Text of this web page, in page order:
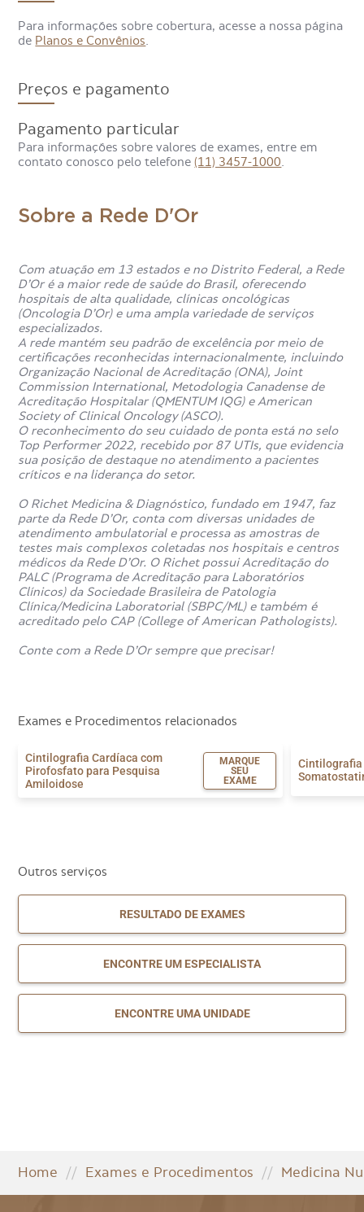
detectar hipóteses diagnósticas do Mal de Parkinson, além
da realização do estudo cerebral nas doenças
Para informações sobre cobertura, acesse a nossa página
de Planos e Convênios
Preços e pagamento
Pagamento particular
Para informações sobre valores de exames, entre em
contato conosco pelo telefone(11) 3457-1000
Sobre a Rede D'Or
Com atuação em 13 estados e no Distrito Federal, a Rede
D’Or é a maior rede de saúde do Brasil, oferecendo
hospitais de alta qualidade, clínicas oncológicas
(Oncologia D’Or) e uma ampla variedade de serviços
especializados.
A rede mantém seu padrão de excelência por meio de
certificações reconhecidas internacionalmente, incluindo
Organização Nacional de Acreditação (ONA), Joint
Commission International, Metodologia Canadense de
Acreditação Hospitalar (QMENTUM IQG) e American
Society of Clinical Oncology (ASCO).
O reconhecimento do seu cuidado de ponta está no selo
Top Performer 2022, recebido por 87 UTIs, que evidencia
sua posição de destaque no atendimento a pacientes
críticos e na liderança do setor.
O Richet Medicina & Diagnóstico, fundado em 1947, faz
parte da Rede D’Or, conta com diversas unidades de
atendimento ambulatorial e processa as amostras de
testes mais complexos coletadas nos hospitais e centros
médicos da Rede D’Or. O Richet possui Acreditação do
PALC (Programa de Acreditação para Laboratórios
Clínicos) da Sociedade Brasileira de Patologia
Clínica/Medicina Laboratorial (SBPC/ML) e também é
acreditado pelo CAP (College of American Pathologists).
Conte com a Rede D’Or sempre que precisar!
Exames e Procedimentos relacionados
Cintilografia Cardíaca com
Pirofosfato para Pesquisa
Amiloidose
MARQUE
SEU
EXAME
Cintilografia
Outros serviços
RESULTADO DE EXAMES
ENCONTRE UM ESPECIALISTA
ENCONTRE UMA UNIDADE
Home // Exames e Procedimentos // Medicina